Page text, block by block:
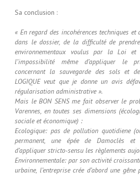
Sa conclusion :
« En regard des incohérences techniques
dans le dossier, de la difficulté de
environnementaux voulus par la Loi et
l’impossibilité même d’appliquer le
concernant la sauvegarde des sols et
LOGIQUE veut que je donne un avis
régularisation administrative ».
Mais le BON SENS me fait observer le
Varennes, en toutes ses dimensions
sociale et économique) :
Ecologique: pas de pollution quotidiene
permanent, une épée de Damoclès
d’appliquer stricto-sensu les règlements
Environnementale: par son activité
urbaine, l’entreprise crée d’abord une